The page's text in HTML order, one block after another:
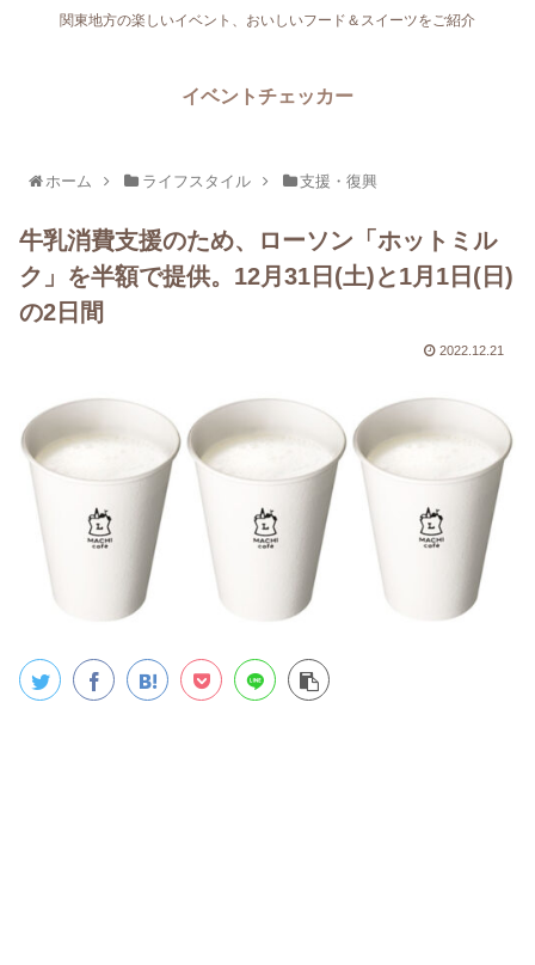
関東地方の楽しいイベント、おいしいフード＆スイーツをご紹介
イベントチェッカー
ホーム ライフスタイル 支援・復興
牛乳消費支援のため、ローソン「ホットミル
ク」を半額で提供。12月31日(土)と1月1日(日)
の2日間
2022.12.21